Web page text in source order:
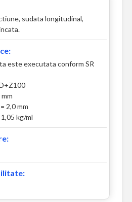
sudata longitudinal,
este executata conform SR
2,0 mm
kg/ml